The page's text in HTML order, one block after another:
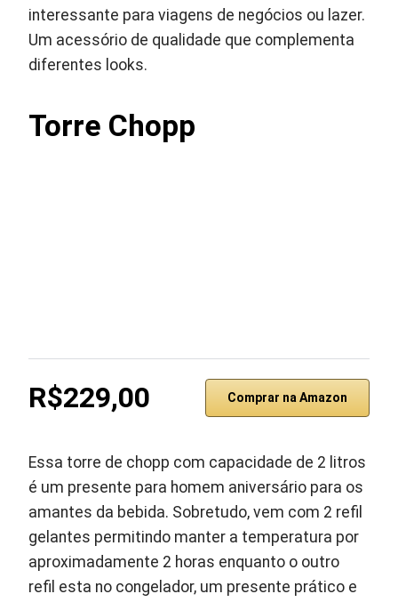
interessante para viagens de negócios ou lazer.
Um acessório de qualidade que complementa
diferentes looks.
Torre Chopp
R$229,00 Comprar na Amazon
Essa torre de chopp com capacidade de 2 litros
é um presente para homem aniversário para os
amantes da bebida. Sobretudo, vem com 2 refil
gelantes permitindo manter a temperatura por
aproximadamente 2 horas enquanto o outro
refil esta no congelador, um presente prático e